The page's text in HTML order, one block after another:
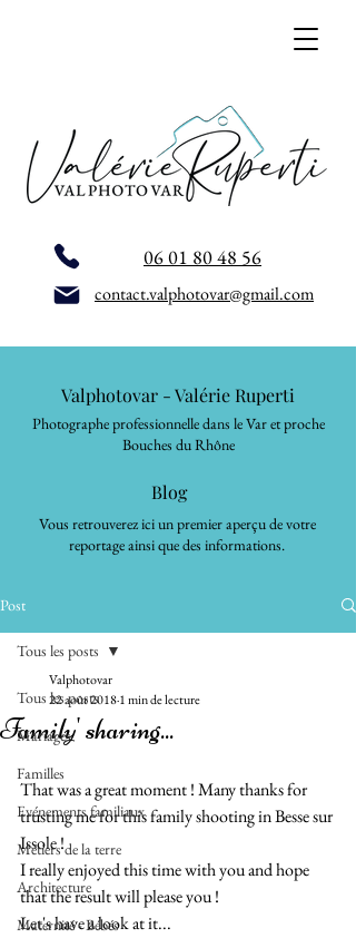
06 01 80 48 56
contact.valphotovar@gmail.com
Valphotovar - Valérie Ruperti
Photographe professionnelle dans le Var et proche
Bouches du Rhône
Blog
Vous retrouverez ici un premier aperçu de votre
reportage ainsi que des informations.
Post
Tous les posts
Mariages
Familles
Evénements familiaux
Métiers de la terre
Architecture
Maternité - Bébés
Tous les posts
Family' sharing...
Valphotovar
22 août 20181 min de lecture
That was a great moment ! Many thanks for
trusting me for this family shooting in Besse sur
Issole !
I really enjoyed this time with you and hope
that the result will please you !
Let's have a look at it...